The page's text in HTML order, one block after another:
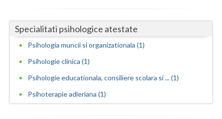
Teleorman
Tulcea
Valcea
Specialitati psihologice atestate
Psihologia muncii si organizationala (1)
Psihologie clinica (1)
Psihologie educationala, consiliere scolara si ... (1)
Psihoterapie adleriana (1)